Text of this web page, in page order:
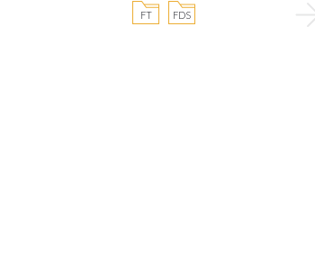
FT FDS